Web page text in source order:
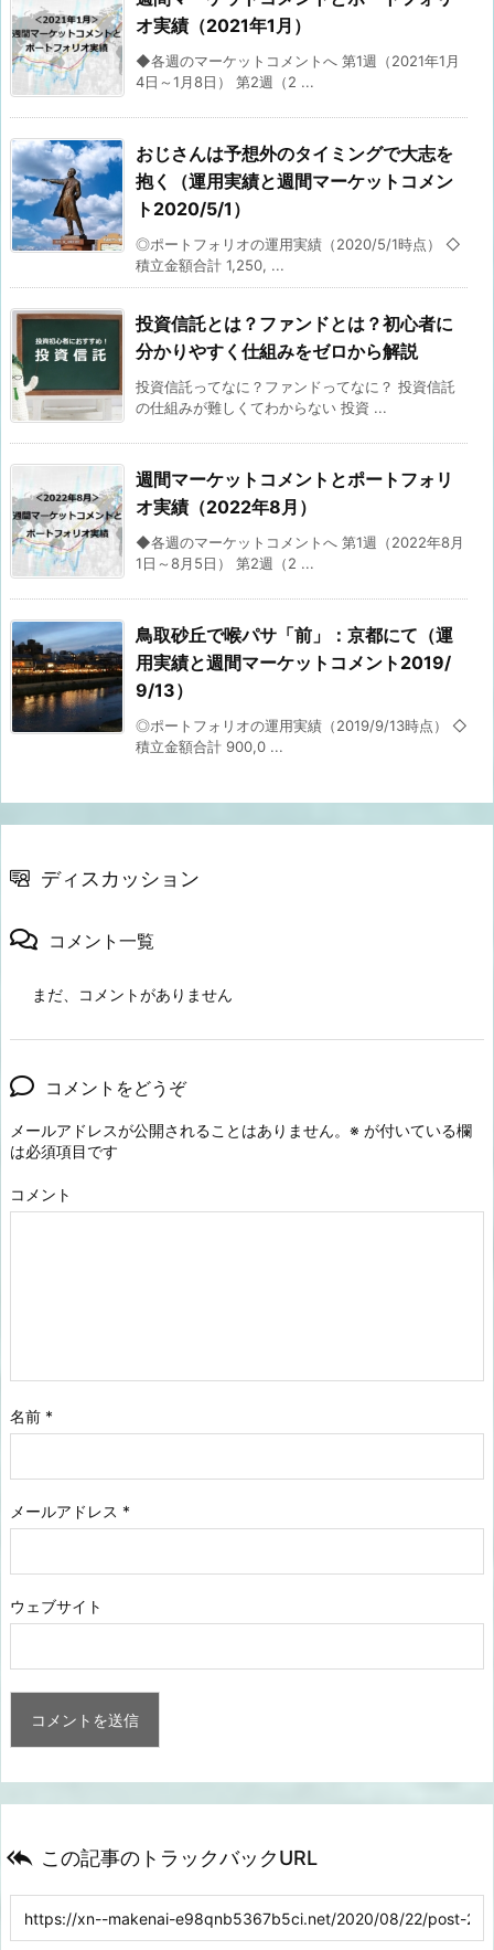
オ実績（2021年1月）
◆各週のマーケットコメントへ 第1週（2021年1月
4日～1月8日） 第2週（2 ...
おじさんは予想外のタイミングで大志を
抱く（運用実績と週間マーケットコメン
ト2020/5/1）
◎ポートフォリオの運用実績（2020/5/1時点） ◇
積立金額合計 1,250, ...
投資信託とは？ファンドとは？初心者に
分かりやすく仕組みをゼロから解説
投資信託ってなに？ファンドってなに？ 投資信託
の仕組みが難しくてわからない 投資 ...
週間マーケットコメントとポートフォリ
オ実績（2022年8月）
◆各週のマーケットコメントへ 第1週（2022年8月
1日～8月5日） 第2週（2 ...
鳥取砂丘で喉パサ「前」：京都にて（運
用実績と週間マーケットコメント2019/
9/13）
◎ポートフォリオの運用実績（2019/9/13時点） ◇
積立金額合計 900,0 ...
ディスカッション
コメント一覧
まだ、コメントがありません
コメントをどうぞ
メールアドレスが公開されることはありません。 ※ が付いている欄
は必須項目です
コメント
名前 *
メールアドレス *
ウェブサイト
 この記事のトラックバックURL